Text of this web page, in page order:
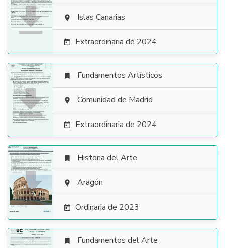
  Islas Canarias
 Extraordinaria de 2024

 Fundamentos Artísticos
 Comunidad de Madrid
 Extraordinaria de 2024

 Historia del Arte
 Aragón
 Ordinaria de 2023
 Fundamentos del Arte